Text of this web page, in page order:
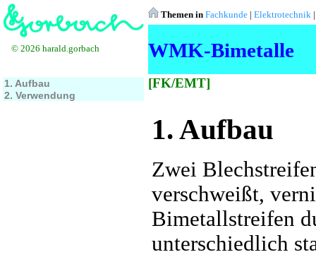
Themen in Fachkunde | Elektrotechnik
WMK-Bimetalle
[FK/EMT]
© 2026 harald.gorbach
1. Aufbau
2. Verwendung
1. Aufbau
Zwei
verschweißt,
Bimetallstreifen
unterschiedlich